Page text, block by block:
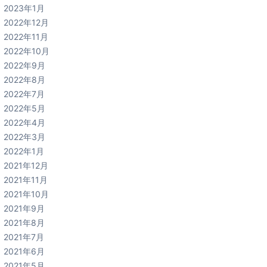
2023年1月
2022年12月
2022年11月
2022年10月
2022年9月
2022年8月
2022年7月
2022年5月
2022年4月
2022年3月
2022年1月
2021年12月
2021年11月
2021年10月
2021年9月
2021年8月
2021年7月
2021年6月